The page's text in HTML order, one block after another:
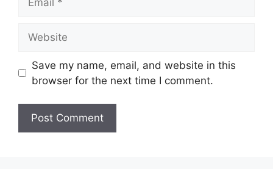
Save my name, email, and website in this
browser for the next time I comment.